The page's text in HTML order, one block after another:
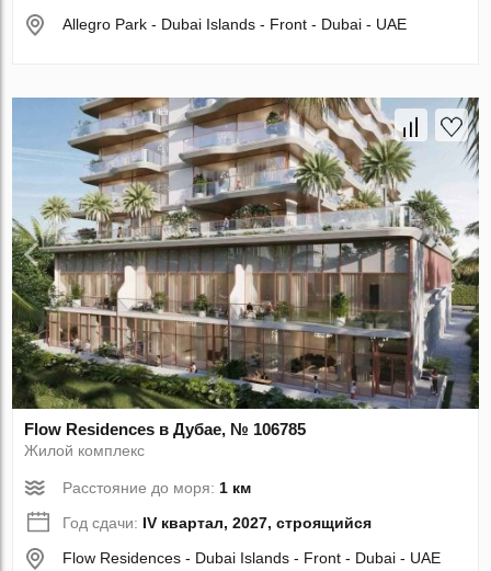
Allegro Park - Dubai Islands - Front - Dubai - UAE
Flow Residences в Дубае, № 106785
Жилой комплекс
Расстояние до моря: 1 км
Год сдачи: IV квартал, 2027, строящийся
Flow Residences - Dubai Islands - Front - Dubai - UAE